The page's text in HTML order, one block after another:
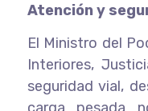
Atención y
El Ministro del
Interiores,
seguridad vial,